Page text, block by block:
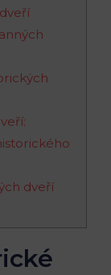
dveří